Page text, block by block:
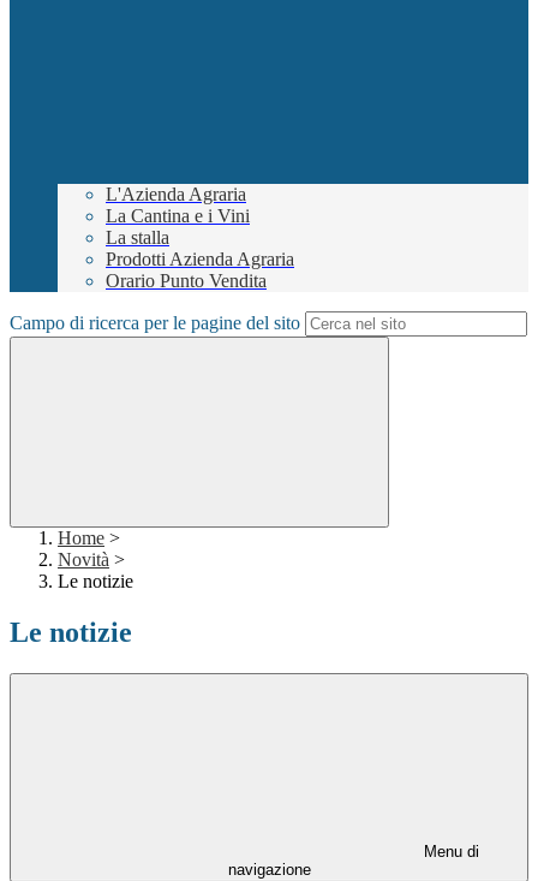
L'Azienda Agraria
La Cantina e i Vini
La stalla
Prodotti Azienda Agraria
Orario Punto Vendita
Campo di ricerca per le pagine del sito
Home >
Novità >
Le notizie
Le notizie
Menu di
navigazione